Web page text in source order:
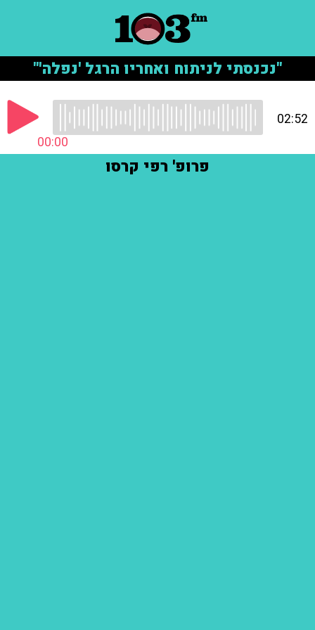
"נכנסתי לניתוח ואחריו הרגל 'נפלה'"
00:00
02:52
פרופ' רפי קרסו